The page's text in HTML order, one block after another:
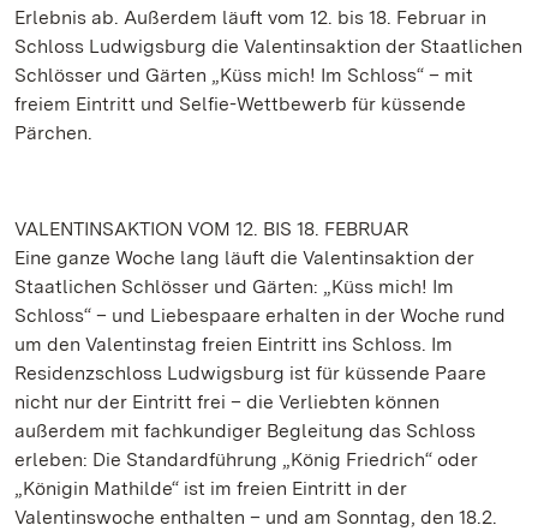
Erlebnis ab. Außerdem läuft vom 12. bis 18. Februar in
Schloss Ludwigsburg die Valentinsaktion der Staatlichen
Schlösser und Gärten „Küss mich! Im Schloss“ – mit
freiem Eintritt und Selfie-Wettbewerb für küssende
Pärchen.
VALENTINSAKTION VOM 12. BIS 18. FEBRUAR
Eine ganze Woche lang läuft die Valentinsaktion der
Staatlichen Schlösser und Gärten: „Küss mich! Im
Schloss“ – und Liebespaare erhalten in der Woche rund
um den Valentinstag freien Eintritt ins Schloss. Im
Residenzschloss Ludwigsburg ist für küssende Paare
nicht nur der Eintritt frei – die Verliebten können
außerdem mit fachkundiger Begleitung das Schloss
erleben: Die Standardführung „König Friedrich“ oder
„Königin Mathilde“ ist im freien Eintritt in der
Valentinswoche enthalten – und am Sonntag, den 18.2.